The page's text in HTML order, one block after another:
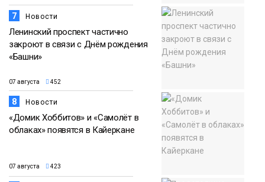
7 Новости
Ленинский проспект частично
закроют в связи с Днём рождения
«Башни»
07 августа 452
8 Новости
«Домик Хоббитов» и «Самолёт в
облаках» появятся в Кайеркане
07 августа 423